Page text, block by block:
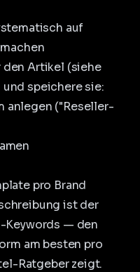
auf
den Artikel (siehe
und speichere sie:
anlegen ("Reseller-
pro Brand
ist der
Keywords — den
am besten pro
Ratgeber zeigt.